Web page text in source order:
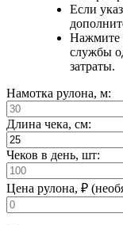
Если
Нажмите
службы
затраты.
Намотка рулона, м:
Длина чека, см:
Чеков в день, шт:
Цена рулона, ₽